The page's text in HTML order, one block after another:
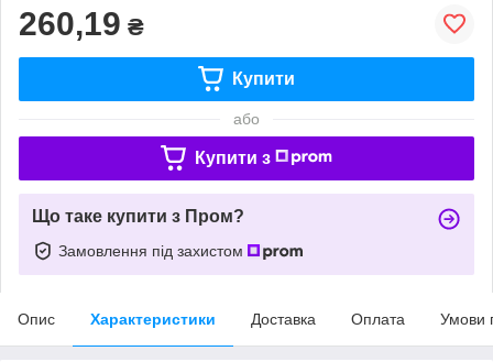
260,19 ₴
Купити
або
Купити з
Що таке купити з Пром?
Замовлення під захистом
Опис Характеристики Доставка Оплата Умови